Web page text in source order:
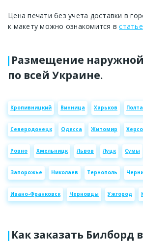
Цена печати без учета доставки в
к макету можно ознакомится встатье
Размещение
по всей Украине.
Кропивницкий Винница Харьков
Северодонецк Одесса Житомир
Ровно Хмельницк Львов Луцк Сумы
Запорожье Николаев Тернополь
Ивано-Франковск Черновцы Ужгород
Как заказать Билборд